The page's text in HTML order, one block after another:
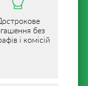
без
і комісій